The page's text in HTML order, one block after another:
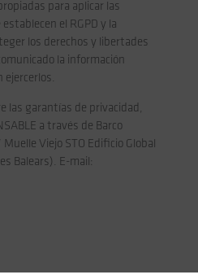
para aplicar las
el RGPD y la
los derechos y libertades
la información
ejercerlos.
las garantías de privacidad,
a través de Barco
Viejo STO Edificio Global
Balears). E-mail: